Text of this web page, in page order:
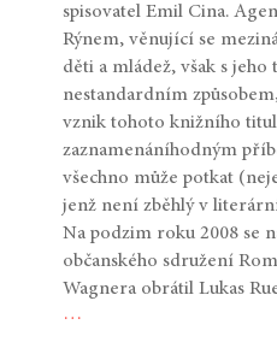
spisovatel Emil Cina.
Rýnem, věnující se
děti a mládež, však s
nestandardním
vznik tohoto knižního
zaznamenáníhodným
všechno může potkat
jenž není zběhlý v
Na podzim roku 2008 se
občanského sdružení
Wagnera obrátil Lukas
…